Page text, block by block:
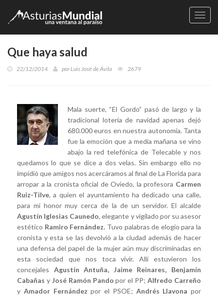
Que haya salud
22/12/2014 porLuis José de Ávila 2679
Mala suerte, “El Gordo” pasó de largo y la
tradicional lotería de navidad apenas dejó
680.000 euros en nuestra autonomía. Tanta
fue la emoción que a media mañana se vino
abajo la red telefónica de Telecable y nos
quedamos lo que se dice a dos velas. Sin embargo ello no
impidió que amigos nos acercáramos al final de La Florida para
arropar a la cronista oficial de Oviedo, la profesora Carmen
Ruiz-Tilve, a quien el ayuntamiento ha dedicado una calle,
para mi honor muy cerca de la de un servidor. El alcalde
Agustín Iglesias Caunedo, elegante y vigilado por su asesor
estético Ramiro Fernández. Tuvo palabras de elogio para la
cronista y esta se las devolvió a la ciudad además de hacer
una defensa del papel de la mujer aún muy discriminadas en
esta sociedad que nos toca vivir. Allí estuvieron los
concejales Agustín Antuña, Jaime Reinares, Benjamín
Cabañas y José Ramón Pando por el PP;Alfredo Carreño
y Amador Fernández por el PSOE; Andrés Llavona por